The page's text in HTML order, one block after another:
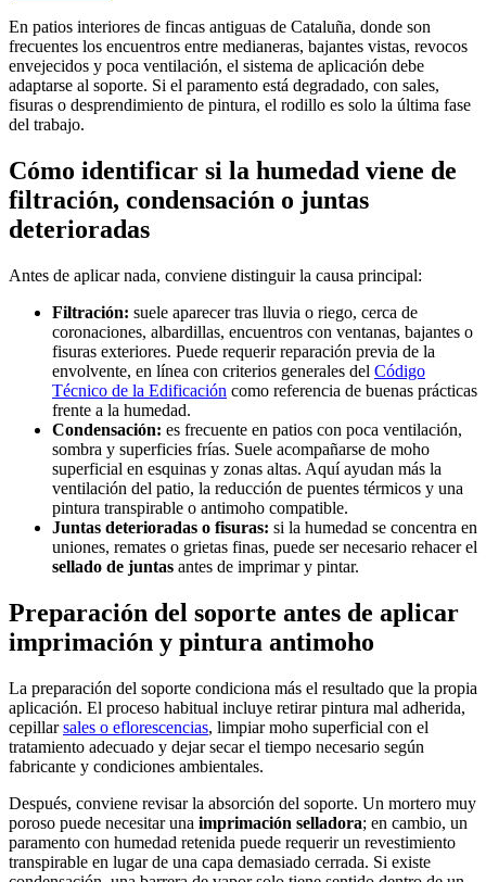
En patios interiores de fincas antiguas de Cataluña, donde son
frecuentes los encuentros entre medianeras, bajantes vistas, revocos
envejecidos y poca ventilación, el sistema de aplicación debe
adaptarse al soporte. Si el paramento está degradado, con sales,
fisuras o desprendimiento de pintura, el rodillo es solo la última fase
del trabajo.
Cómo identificar si la humedad viene de
filtración, condensación o juntas
deterioradas
Antes de aplicar nada, conviene distinguir la causa principal:
Filtración: suele aparecer tras lluvia o riego, cerca de
coronaciones, albardillas, encuentros con ventanas, bajantes o
fisuras exteriores. Puede requerir reparación previa de la
envolvente, en línea con criterios generales del Código
Técnico de la Edificación como referencia de buenas prácticas
frente a la humedad.
Condensación: es frecuente en patios con poca ventilación,
sombra y superficies frías. Suele acompañarse de moho
superficial en esquinas y zonas altas. Aquí ayudan más la
ventilación del patio, la reducción de puentes térmicos y una
pintura transpirable o antimoho compatible.
Juntas deterioradas o fisuras: si la humedad se concentra en
uniones, remates o grietas finas, puede ser necesario rehacer el
sellado de juntas antes de imprimar y pintar.
Preparación del soporte antes de aplicar
imprimación y pintura antimoho
La preparación del soporte condiciona más el resultado que la propia
aplicación. El proceso habitual incluye retirar pintura mal adherida,
cepillarsales o eflorescencias, limpiar moho superficial con el
tratamiento adecuado y dejar secar el tiempo necesario según
fabricante y condiciones ambientales.
Después, conviene revisar la absorción del soporte. Un mortero muy
poroso puede necesitar una imprimación selladora; en cambio, un
paramento con humedad retenida puede requerir un revestimiento
transpirable en lugar de una capa demasiado cerrada. Si existe